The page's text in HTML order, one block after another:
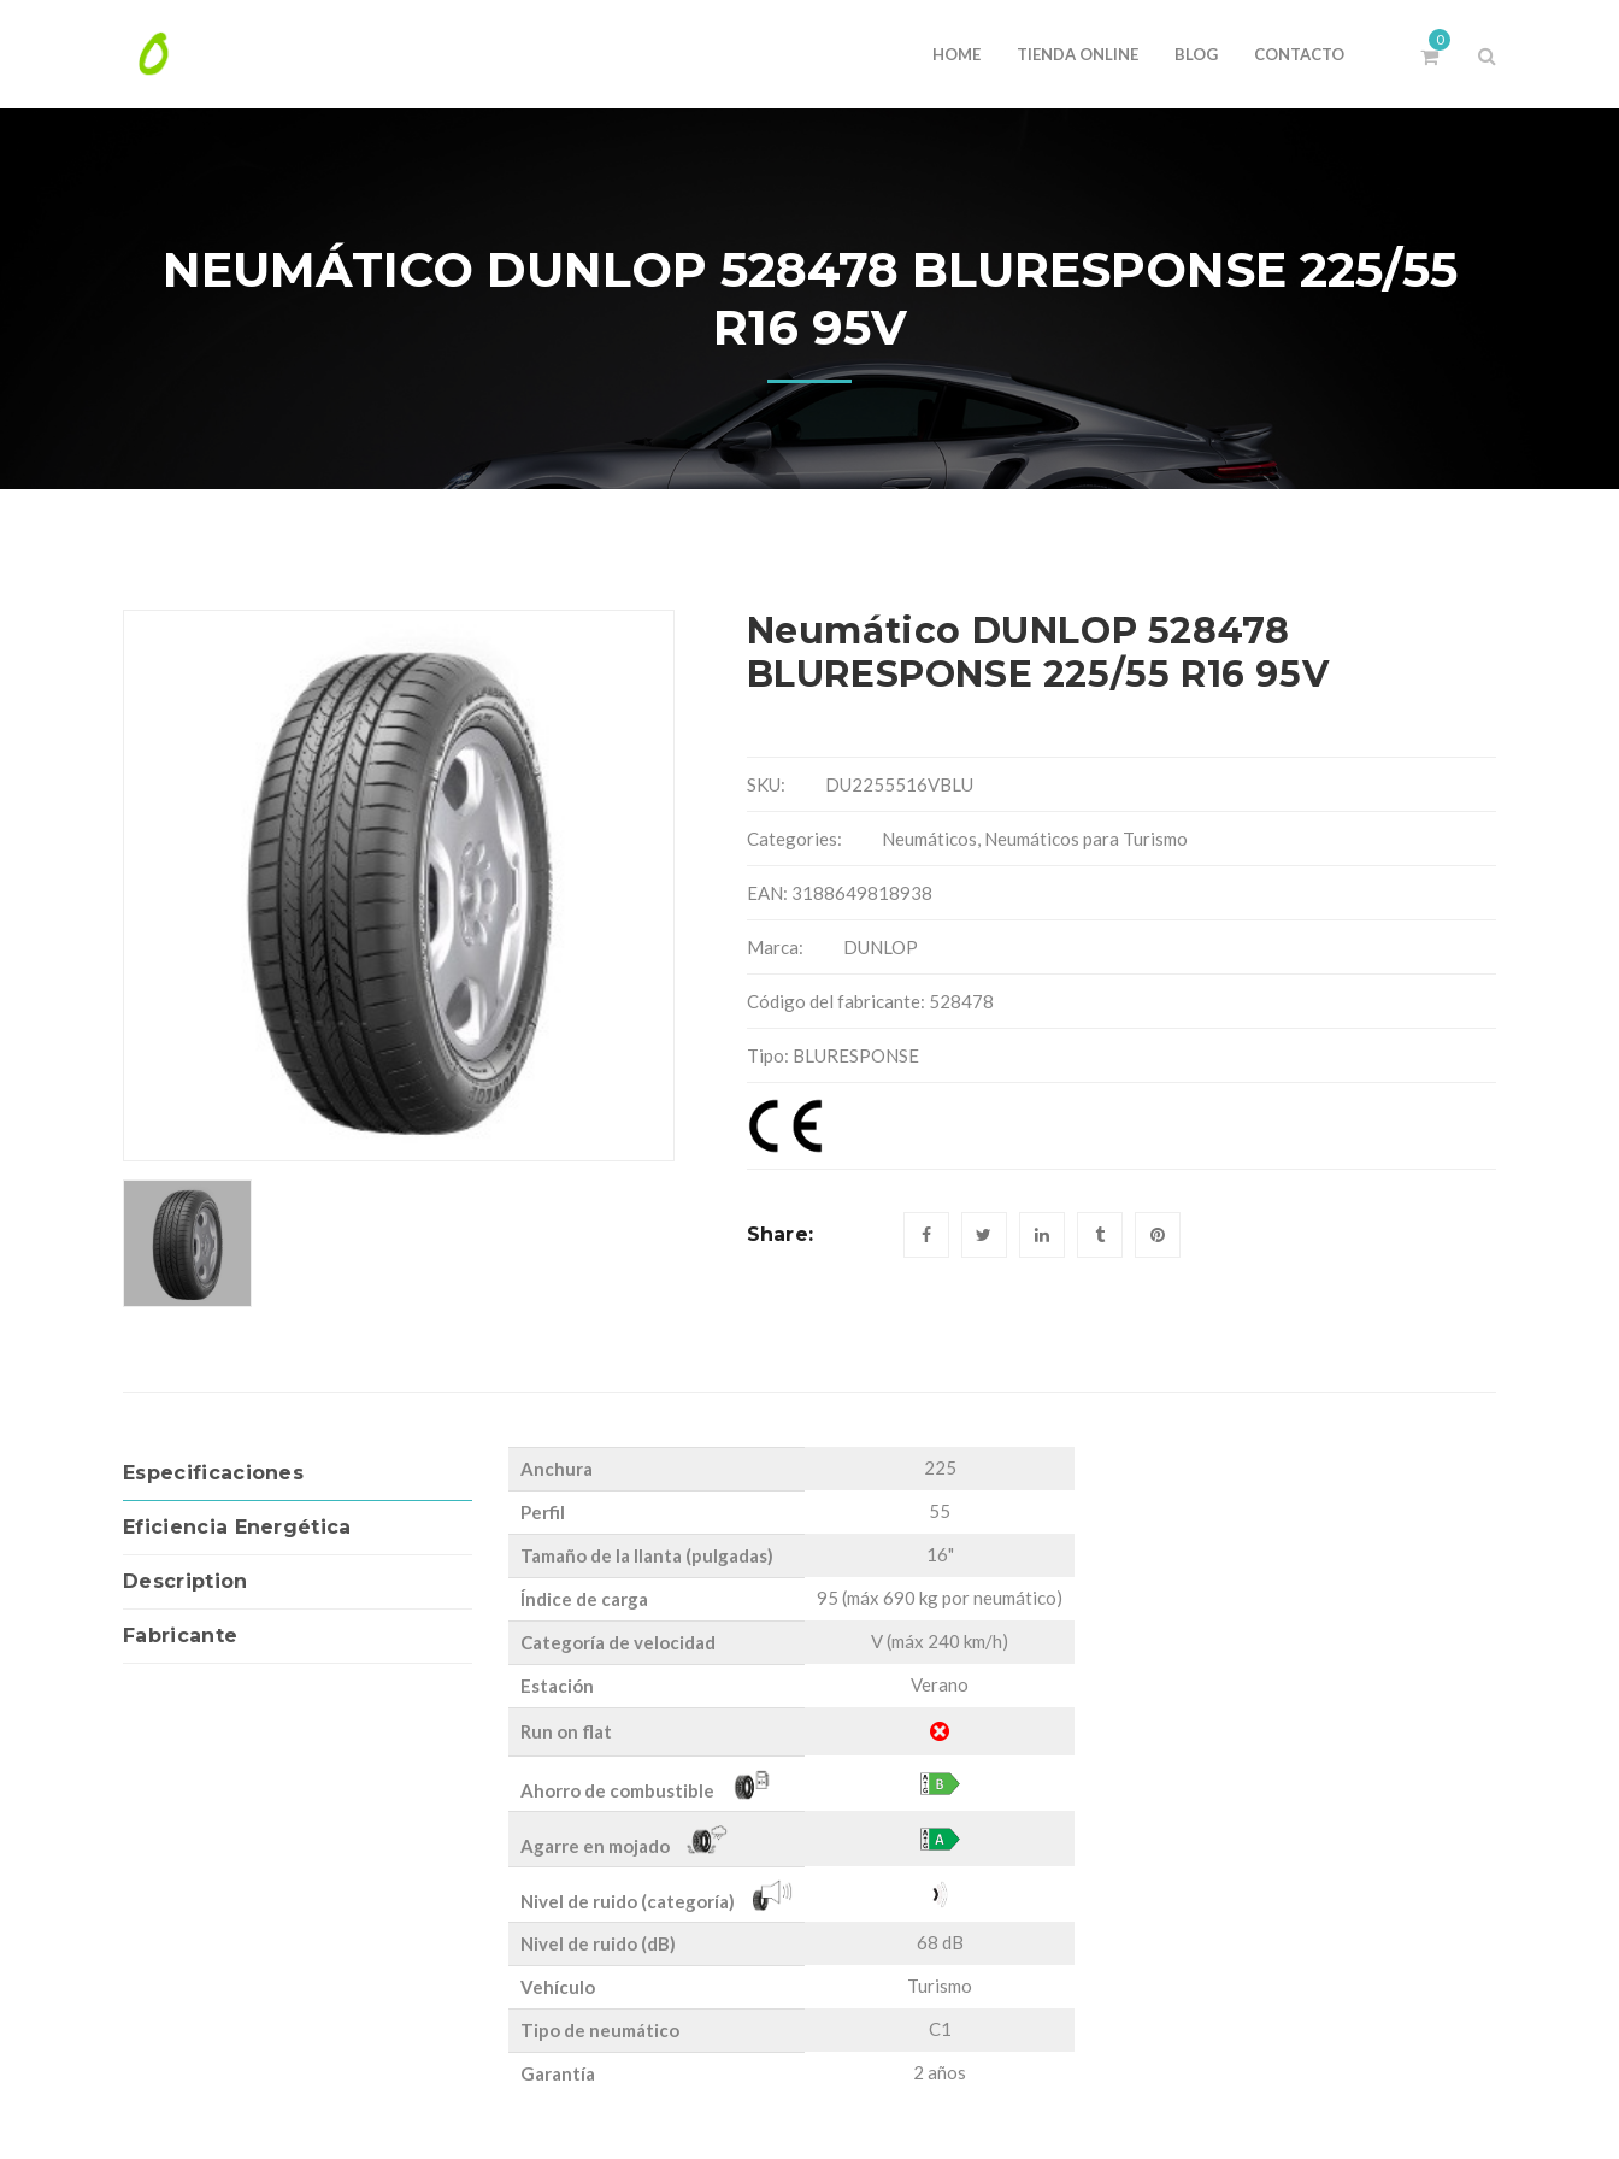
HOME TIENDA ONLINE BLOG CONTACTO
0
NEUMÁTICO DUNLOP 528478 BLURESPONSE 225/55
R16 95V
Neumático DUNLOP 528478
BLURESPONSE 225/55 R16 95V
SKU: DU2255516VBLU
Categories: Neumáticos, Neumáticos para Turismo
EAN: 3188649818938
Marca: DUNLOP
Código del fabricante: 528478
Tipo: BLURESPONSE
Share:
Especificaciones
Eficiencia Energética
Description
Fabricante
Anchura 225
Perfil 55
Tamaño de la llanta (pulgadas) 16"
Índice de carga 95 (máx 690 kg por neumático)
Categoría de velocidad V (máx 240 km/h)
Estación Verano
Run on flat
Ahorro de combustible
Agarre en mojado
Nivel de ruido (categoría)
Nivel de ruido (dB)
68 dB
Vehículo Turismo
Tipo de neumático C1
Garantía 2 años